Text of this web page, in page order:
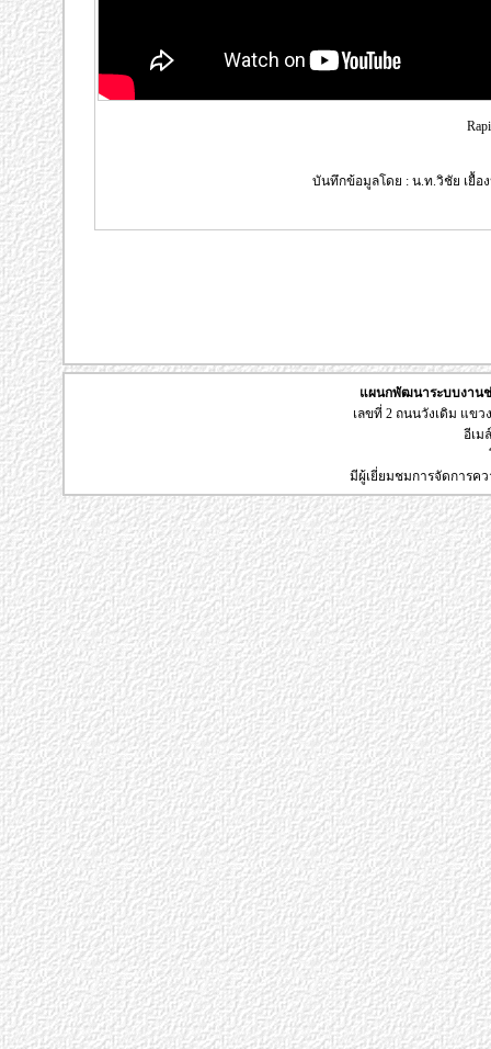
บันทึกข้อมูลโดย : น.ท.วิชัย เยื้อง
แผนกพัฒนาระบบงานช่
เลขที่ 2 ถนนวังเดิม แขว
อีเม
มีผู้เยี่ยมชมการจัดการค